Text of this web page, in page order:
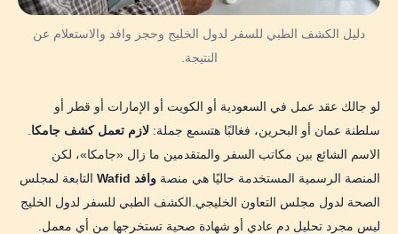
ماذا تعني Fit؟
طريقة الاستعلام عن نتيجة الكشف الطبي برقم الجواز
كم تستغرق نتيجة الكشف الطبي للسفر؟
أسباب عدم اللياقة الطبية في كشف وافد
دليل الكشف الطبي للسفر لدول الخليج وحجز وافد والاستعلام عن
النتيجة.
لو جالك عقد عمل في السعودية أو الكويت أو الإمارات أو قطر أو
سلطنة عمان أو البحرين، فغالبًا هتسمع جملة: لازم تعمل كشف جامكا
الاسم الشائع بين مكاتب السفر والمتقدمين ما زال «جامكا»، لكن
المنصة الرسمية المستخدمة حاليًا هي منصة وافد Wafid
التابعة لمجلس
الصحة لدول مجلس التعاون الخليجي.الكشف الطبي للسفر لدول الخليج
ليس مجرد تحليل دم عادي أو شهادة صحية تستخرجها من أي معمل.